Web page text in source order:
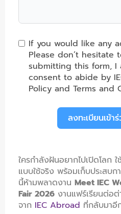
If you would like any
Please don’t hesitate to
submitting this form, I
consent to abide by
Policy and Terms and
ลงทะเบียนเข้า
ใครกำลังฝันอยากไปเปิดโลก
แบบใช้จริง พร้อมเก็บประสบ
นี้ห้ามพลาดงาน Meet IEC
Fair 2026 งานแฟร์เรียนต่อ
จาก IEC Abroad ที่กลับมาอี